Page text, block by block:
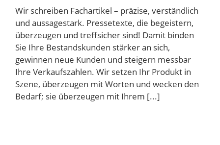
Wir schreiben Fachartikel – präzise, verständlich
und aussagestark. Pressetexte, die begeistern,
überzeugen und treffsicher sind! Damit binden
Sie Ihre Bestandskunden stärker an sich,
gewinnen neue Kunden und steigern messbar
Ihre Verkaufszahlen. Wir setzen Ihr Produkt in
Szene, überzeugen mit Worten und wecken den
Bedarf; sie überzeugen mit Ihrem [...]